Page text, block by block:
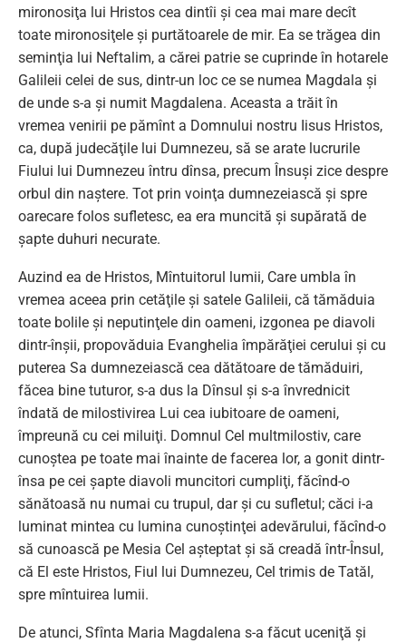
mironosiţa lui Hristos cea dintîi şi cea mai mare decît
toate mironosiţele şi purtătoarele de mir. Ea se trăgea din
seminţia lui Neftalim, a cărei patrie se cuprinde în hotarele
Galileii celei de sus, dintr-un loc ce se numea Magdala şi
de unde s-a şi numit Magdalena. Aceasta a trăit în
vremea venirii pe pămînt a Domnului nostru Iisus Hristos,
ca, după judecăţile lui Dumnezeu, să se arate lucrurile
Fiului lui Dumnezeu întru dînsa, precum Însuşi zice despre
orbul din naştere. Tot prin voinţa dumnezeiască şi spre
oarecare folos sufletesc, ea era muncită şi supărată de
şapte duhuri necurate.
Auzind ea de Hristos, Mîntuitorul lumii, Care umbla în
vremea aceea prin cetăţile şi satele Galileii, că tămăduia
toate bolile şi neputinţele din oameni, izgonea pe diavoli
dintr-înşii, propovăduia Evanghelia împărăţiei cerului şi cu
puterea Sa dumnezeiască cea dătătoare de tămăduiri,
făcea bine tuturor, s-a dus la Dînsul şi s-a învrednicit
îndată de milostivirea Lui cea iubitoare de oameni,
împreună cu cei miluiţi. Domnul Cel multmilostiv, care
cunoştea pe toate mai înainte de facerea lor, a gonit dintr-
însa pe cei şapte diavoli muncitori cumpliţi, făcînd-o
sănătoasă nu numai cu trupul, dar şi cu sufletul; căci i-a
luminat mintea cu lumina cunoştinţei adevărului, făcînd-o
să cunoască pe Mesia Cel aşteptat şi să creadă într-Însul,
că El este Hristos, Fiul lui Dumnezeu, Cel trimis de Tatăl,
spre mîntuirea lumii.
De atunci, Sfînta Maria Magdalena s-a făcut uceniţă şi